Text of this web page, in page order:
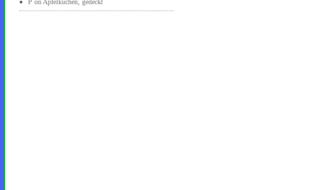
P on Apfelkuchen, gedeckt